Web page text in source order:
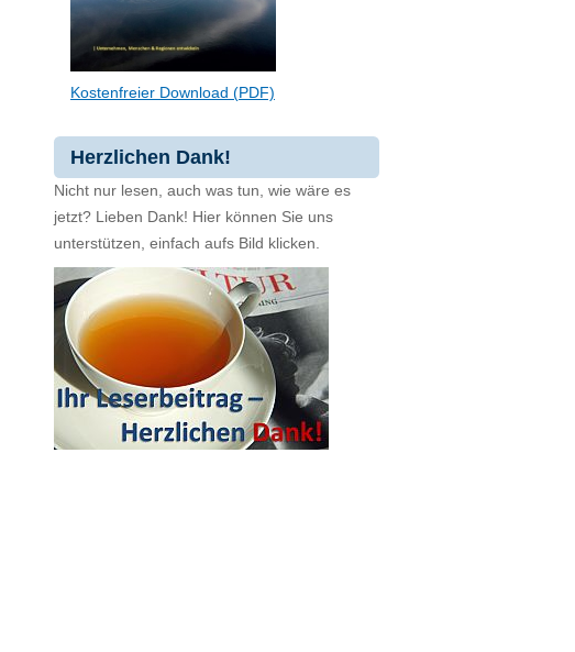
Kostenfreier Download (PDF)
Herzlichen Dank!
Nicht nur lesen, auch was tun, wie wäre es
jetzt? Lieben Dank! Hier können Sie uns
unterstützen, einfach aufs Bild klicken.